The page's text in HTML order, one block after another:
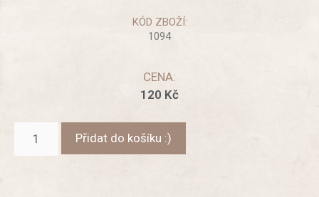
KÓD ZBOŽÍ:
1094
CENA:
120 Kč
Přidat do košíku :)